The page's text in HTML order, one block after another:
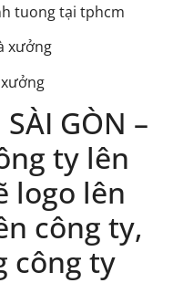
tuong tại tphcm
GÒN –
ty lên
logo lên
công ty,
công ty